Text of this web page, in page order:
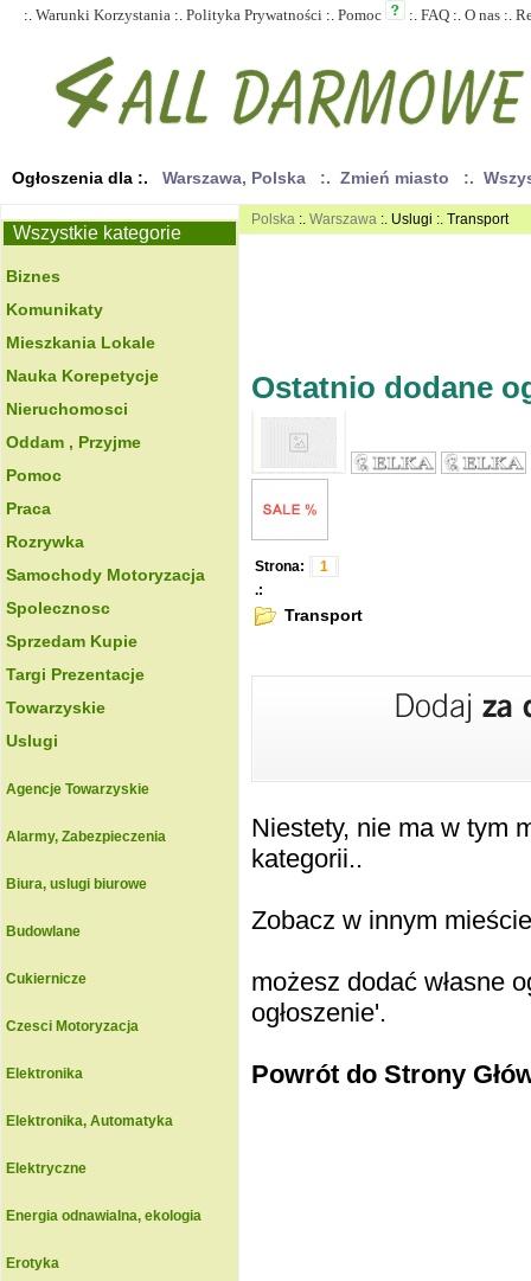
:. Warunki Korzystania :. Polityka Prywatności :. Pomoc :. FAQ :. O nas :.
Ogłoszenia dla :. Warszawa, Polska :. Zmień miasto :.
Wszystkie kategorie
Biznes
Komunikaty
Mieszkania Lokale
Nauka Korepetycje
Nieruchomosci
Oddam , Przyjme
Pomoc
Praca
Rozrywka
Samochody Motoryzacja
Spolecznosc
Sprzedam Kupie
Targi Prezentacje
Towarzyskie
Uslugi
Agencje Towarzyskie
Alarmy, Zabezpieczenia
Biura, uslugi biurowe
Budowlane
Cukiernicze
Czesci Motoryzacja
Elektronika
Elektronika, Automatyka
Elektryczne
Energia odnawialna, ekologia
Erotyka
Polska :. Warszawa :. Uslugi :. Transport
Ostatnio dodane
Strona:
1
.:
Transport
Niestety, nie ma w tym
kategorii..
Zobacz w innym
możesz dodać własne
ogłoszenie'.
Powrót do Strony